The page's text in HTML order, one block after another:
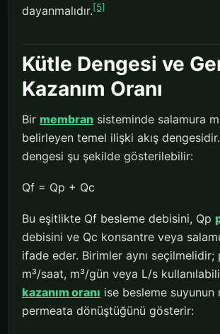
dayanmalıdır.[5]
Kütle Dengesi ve
Kazanım Oranı
Bir membran sisteminde salamura
belirleyen temel ilişki akış
dengesi şu şekilde gösterilebilir:
Qf = Qp + Qc
Bu eşitlikte Qf besleme debisini, Qp
debisini ve Qc konsantre veya
ifade eder. Birimler aynı
m³/saat, m³/gün veya L/s
kazanım oranı ise besleme suyunun
permeata dönüştüğünü gösterir: